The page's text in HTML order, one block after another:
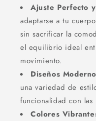
Ajuste Perfecto
adaptarse a tu
sin sacrificar la
el equilibrio ideal
movimiento.
Diseños
una variedad de
funcionalidad con
Colores